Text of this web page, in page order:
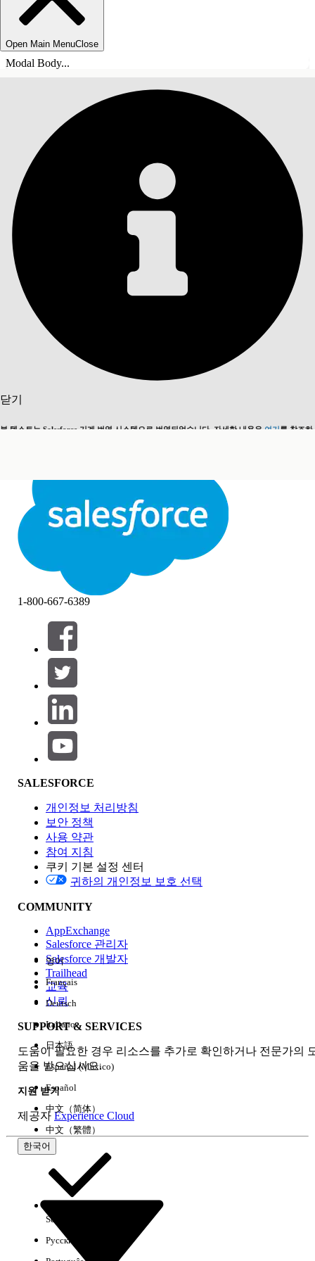
Open Main MenuClose
Modal Body...
닫기
본 텍스트는 Salesforce 기계 번역 시스템으로 번역되었습니다. 자세한 내용은 여기를 참조하
닫기닫기
목차
필터 기준 (0)
필터 선택
제품 영역
기능 영향
Edition
경험
1-800-667-6389
SALESFORCE
개인정보 처리방침
보안 정책
사용 약관
참여 지침
쿠키 기본 설정 센터
귀하의 개인정보 보호 선택
COMMUNITY
AppExchange
Salesforce 관리자
Salesforce 개발자
Trailhead
교육
신뢰
SUPPORT & SERVICES
도움이 필요한 경우 리소스를 추가로 확인하거나 전문가의
움을 받으십시오.
지원 받기
제공자 Experience Cloud
한국어
영어
Français
Deutsch
Italiano
日本語
Español (México)
Español
中文（简体）
中文（繁體）
Select Org
Русский